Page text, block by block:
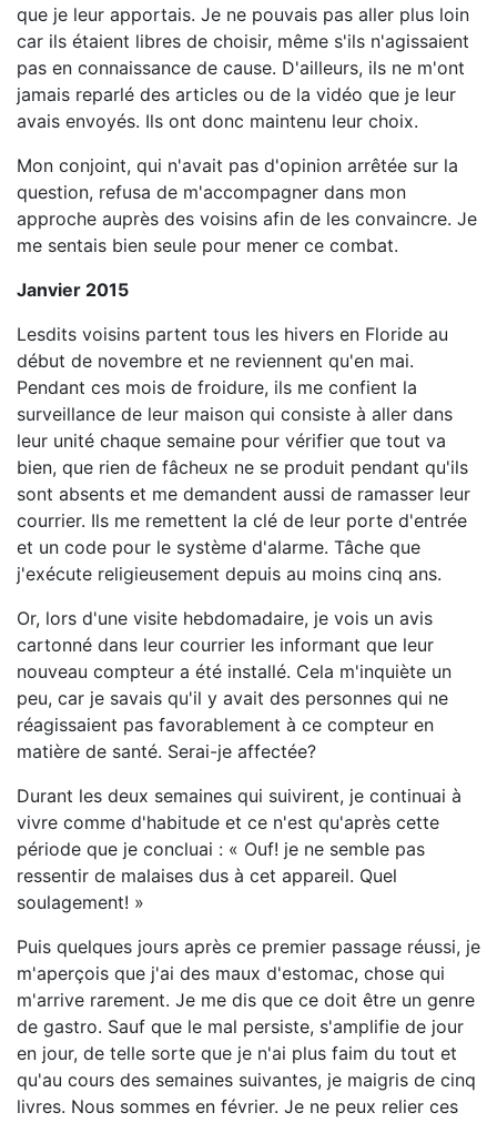
que je leur apportais. Je ne pouvais pas aller plus loin
car ils étaient libres de choisir, même s'ils n'agissaient
pas en connaissance de cause. D'ailleurs, ils ne m'ont
jamais reparlé des articles ou de la vidéo que je leur
avais envoyés. Ils ont donc maintenu leur choix.
Mon conjoint, qui n'avait pas d'opinion arrêtée sur la
question, refusa de m'accompagner dans mon
approche auprès des voisins afin de les convaincre. Je
me sentais bien seule pour mener ce combat.
Janvier 2015
Lesdits voisins partent tous les hivers en Floride au
début de novembre et ne reviennent qu'en mai.
Pendant ces mois de froidure, ils me confient la
surveillance de leur maison qui consiste à aller dans
leur unité chaque semaine pour vérifier que tout va
bien, que rien de fâcheux ne se produit pendant qu'ils
sont absents et me demandent aussi de ramasser leur
courrier. Ils me remettent la clé de leur porte d'entrée
et un code pour le système d'alarme. Tâche que
j'exécute religieusement depuis au moins cinq ans.
Or, lors d'une visite hebdomadaire, je vois un avis
cartonné dans leur courrier les informant que leur
nouveau compteur a été installé. Cela m'inquiète un
peu, car je savais qu'il y avait des personnes qui ne
réagissaient pas favorablement à ce compteur en
matière de santé. Serai-je affectée?
Durant les deux semaines qui suivirent, je continuai à
vivre comme d'habitude et ce n'est qu'après cette
période que je concluai : « Ouf! je ne semble pas
ressentir de malaises dus à cet appareil. Quel
soulagement! »
Puis quelques jours après ce premier passage réussi, je
m'aperçois que j'ai des maux d'estomac, chose qui
m'arrive rarement. Je me dis que ce doit être un genre
de gastro. Sauf que le mal persiste, s'amplifie de jour
en jour, de telle sorte que je n'ai plus faim du tout et
qu'au cours des semaines suivantes, je maigris de cinq
livres. Nous sommes en février. Je ne peux relier ces